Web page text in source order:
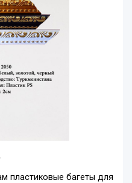
пластиковые багеты для